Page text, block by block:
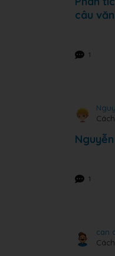
câu văn
1
1
can